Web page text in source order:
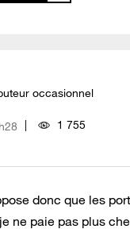
occasionnel
1 755
donc que les
ne paie pas plus